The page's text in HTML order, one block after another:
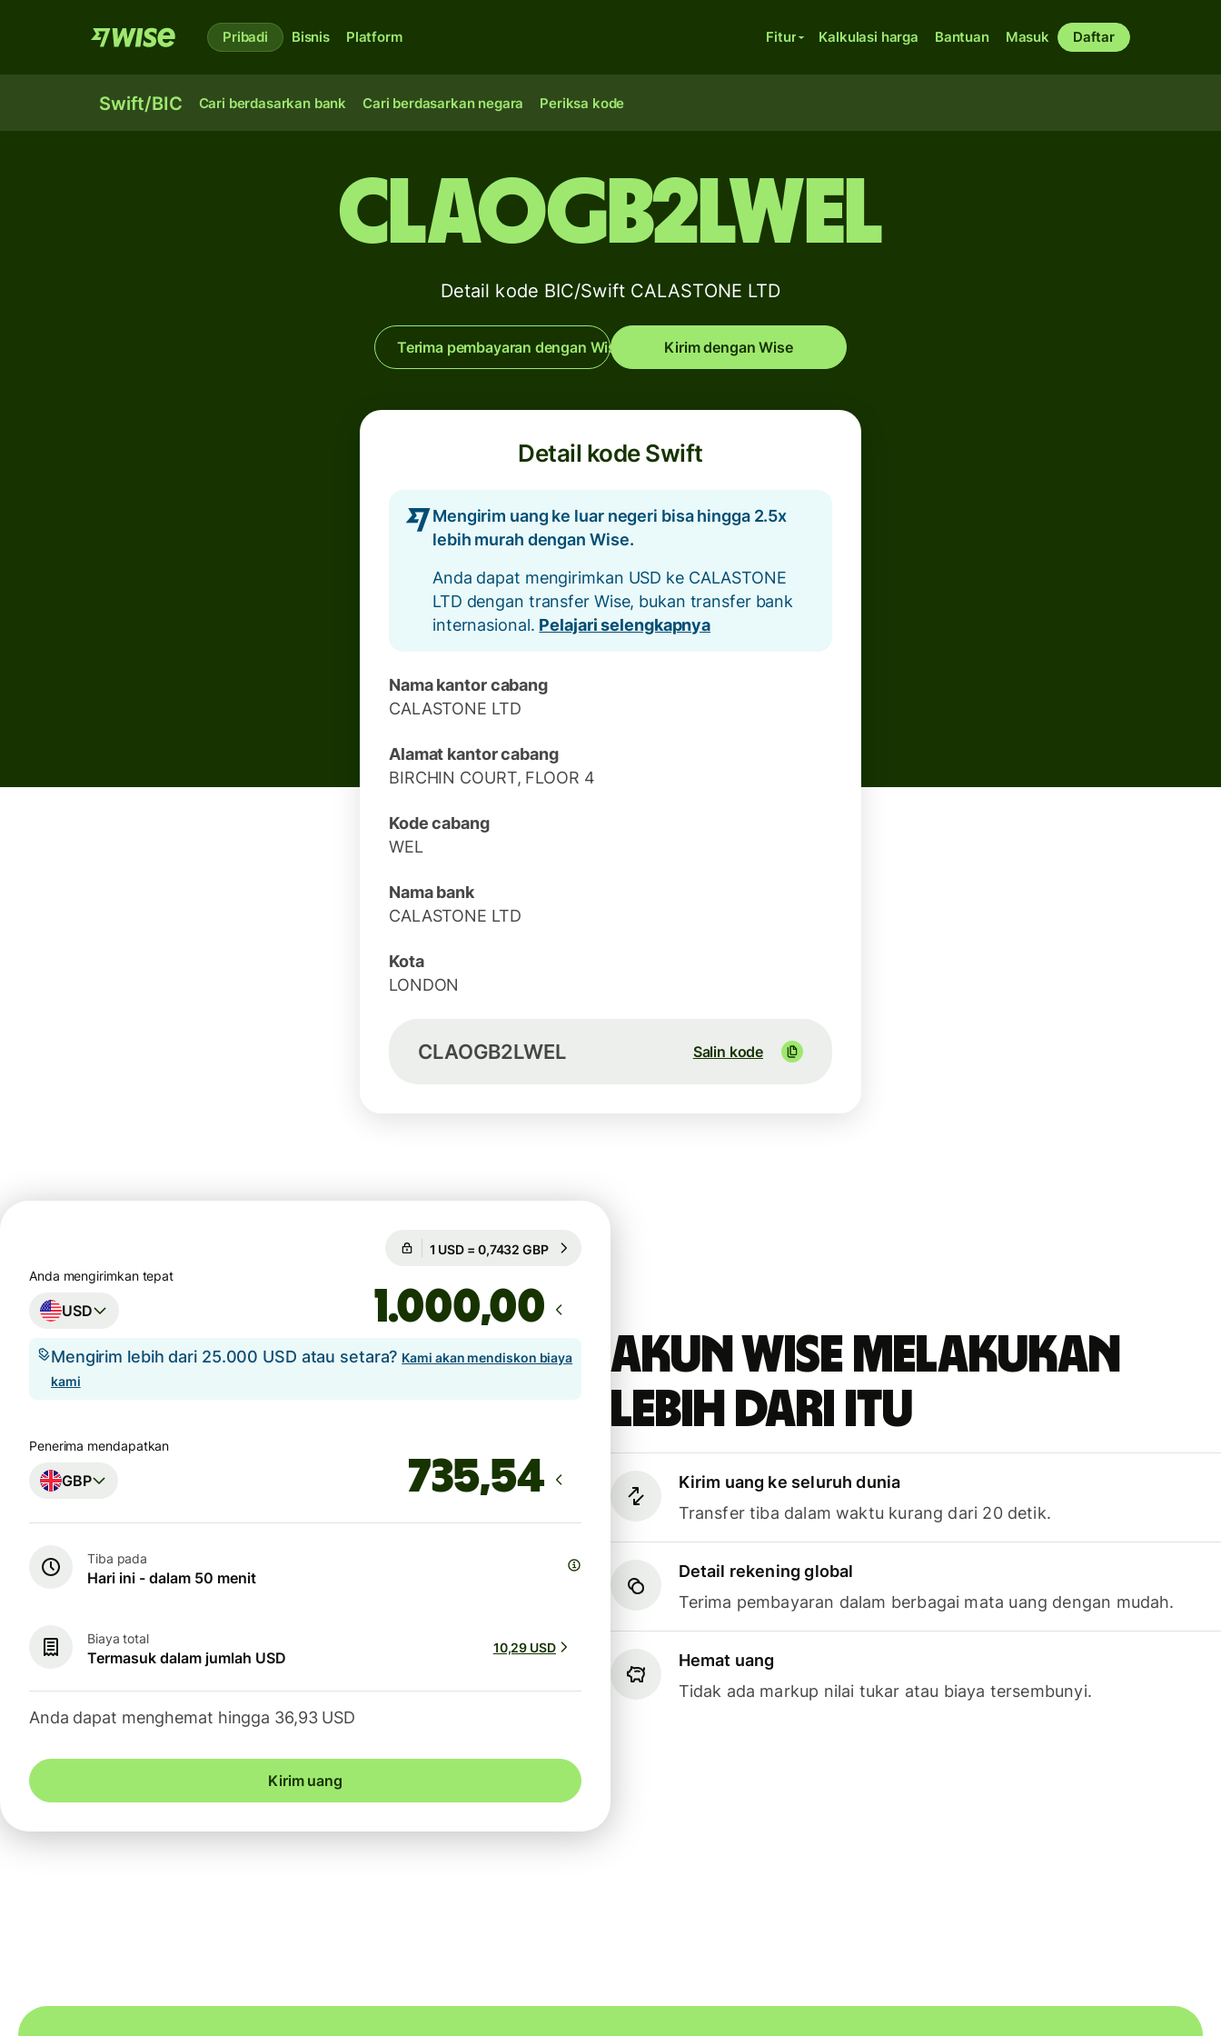
Pribadi Bisnis Platform Fitur Kalkulasi harga Bantuan Masuk Daftar
Swift/BIC Cari berdasarkan bank Cari berdasarkan negara Periksa kode
CLAOGB2LWEL
Detail kode BIC/Swift CALASTONE LTD
Terima pembayaran dengan Wise Kirim dengan Wise
Detail kode Swift
Mengirim uang ke luar negeri bisa hingga 2.5x
lebih murah dengan Wise.
Anda dapat mengirimkan USD ke CALASTONE
LTD dengan transfer Wise, bukan transfer bank
internasional. Pelajari selengkapnya
Nama kantor cabang
CALASTONE LTD
Alamat kantor cabang
BIRCHIN COURT, FLOOR 4
Kode cabang
WEL
Nama bank
CALASTONE LTD
Kota
LONDON
CLAOGB2LWEL Salin kode
Akun Wise melakukan
lebih dari itu
Kirim uang ke seluruh dunia
Transfer tiba dalam waktu kurang dari 20 detik.
Detail rekening global
Terima pembayaran dalam berbagai mata uang dengan mudah.
Hemat uang
Tidak ada markup nilai tukar atau biaya tersembunyi.
Dijamin selama 8h
Anda mengirimkan tepat
USD ,00
Mengirim lebih dari 25.000 USD atau setara? Kami akan mendiskon biaya
kami
Penerima mendapatkan
GBP
Tiba pada
Hari ini - dalam 50 menit
Biaya total
Termasuk dalam jumlah USD
10,29 USD
Anda dapat menghemat hingga 36,93 USD
Kirim uang